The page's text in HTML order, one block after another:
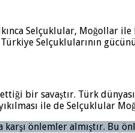
Selçuklular, Moğollar ile
Selçuklularının
bir savaştır. Türk
ile de Selçuklular
önlemler almıştır. Bu